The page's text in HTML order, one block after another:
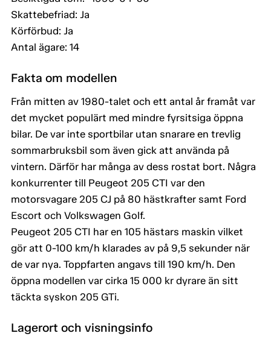
Skattebefriad: Ja
Körförbud: Ja
Antal ägare: 14
Fakta om modellen
Från mitten av 1980-talet och ett antal år framåt var
det mycket populärt med mindre fyrsitsiga öppna
bilar. De var inte sportbilar utan snarare en trevlig
sommarbruksbil som även gick att använda på
vintern. Därför har många av dess rostat bort. Några
konkurrenter till Peugeot 205 CTI var den
motorsvagare 205 CJ på 80 hästkrafter samt Ford
Escort och Volkswagen Golf.
Peugeot 205 CTI har en 105 hästars maskin vilket
gör att 0-100 km/h klarades av på 9,5 sekunder när
de var nya. Toppfarten angavs till 190 km/h. Den
öppna modellen var cirka 15 000 kr dyrare än sitt
täckta syskon 205 GTi.
Lagerort och visningsinfo